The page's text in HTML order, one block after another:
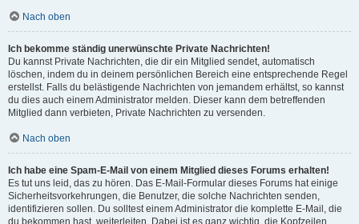
Nach oben
Ich bekomme ständig unerwünschte Private Nachrichten!
Du kannst Private Nachrichten, die dir ein Mitglied sendet, automatisch
löschen, indem du in deinem persönlichen Bereich eine entsprechende Regel
erstellst. Falls du belästigende Nachrichten von jemandem erhältst, so kannst
du dies auch einem Administrator melden. Dieser kann dem betreffenden
Mitglied dann verbieten, Private Nachrichten zu versenden.
Nach oben
Ich habe eine Spam-E-Mail von einem Mitglied dieses Forums erhalten!
Es tut uns leid, das zu hören. Das E-Mail-Formular dieses Forums hat einige
Sicherheitsvorkehrungen, die Benutzer, die solche Nachrichten senden,
identifizieren sollen. Du solltest einem Administrator die komplette E-Mail, die
du bekommen hast, weiterleiten. Dabei ist es ganz wichtig, die Kopfzeilen